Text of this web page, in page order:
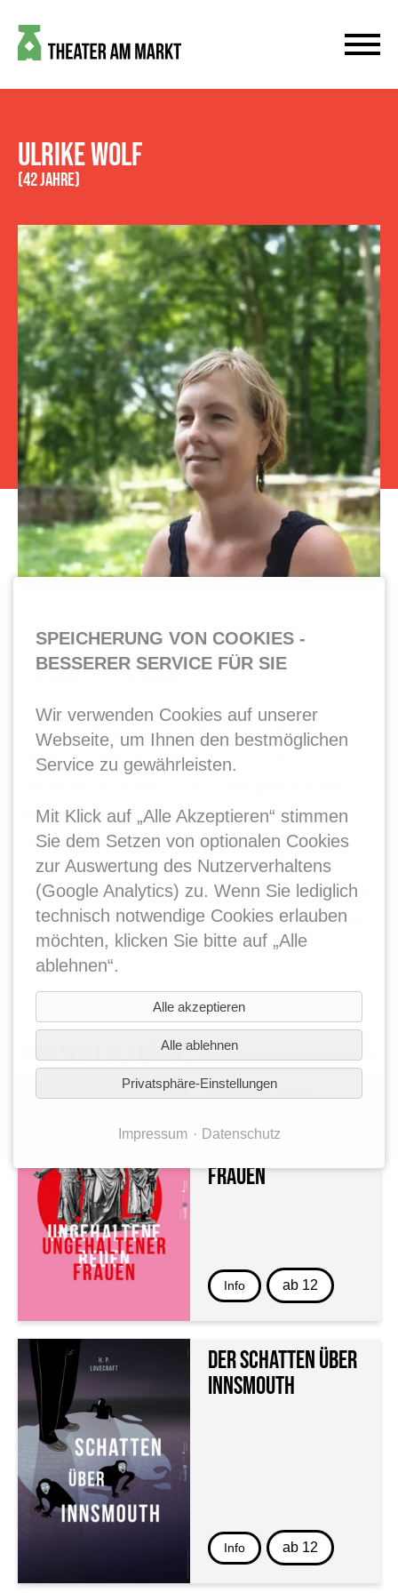
ULRIKE WOLF
(42 JAHRE)
Schon sehr lange, seit frühester Kindheit,
habe ich gelernt, Menschen „zu lesen" und
Möglichkeit, tief in andere Rollen
einzutauchen und damit lerne ich viel über
mich, andere und wie es sich anfühlt, jemand
anders zu sein. Ich darf Emotionen schenken
und werde beschenkt. Der ganze Körper darf
im TAM arbeiten.
ABGESPIELTE STÜCKE
UNGEHALTENE
REDEN
FRAUEN
Info ab 12
DER SCHATTEN ÜBER
INNSMOUTH
Info ab 12
SPEICHERUNG VON COOKIES -
BESSERER SERVICE FÜR SIE
Wir verwenden Cookies auf unserer
Webseite, um Ihnen den bestmöglichen
Service zu gewährleisten.
Mit Klick auf „Alle Akzeptieren“ stimmen
Sie dem Setzen von optionalen Cookies
zur Auswertung des Nutzerverhaltens
(Google Analytics) zu. Wenn Sie lediglich
technisch notwendige Cookies erlauben
möchten, klicken Sie bitte auf „Alle
ablehnen“.
Alle akzeptieren
Alle ablehnen
Privatsphäre-Einstellungen
Impressum Datenschutz